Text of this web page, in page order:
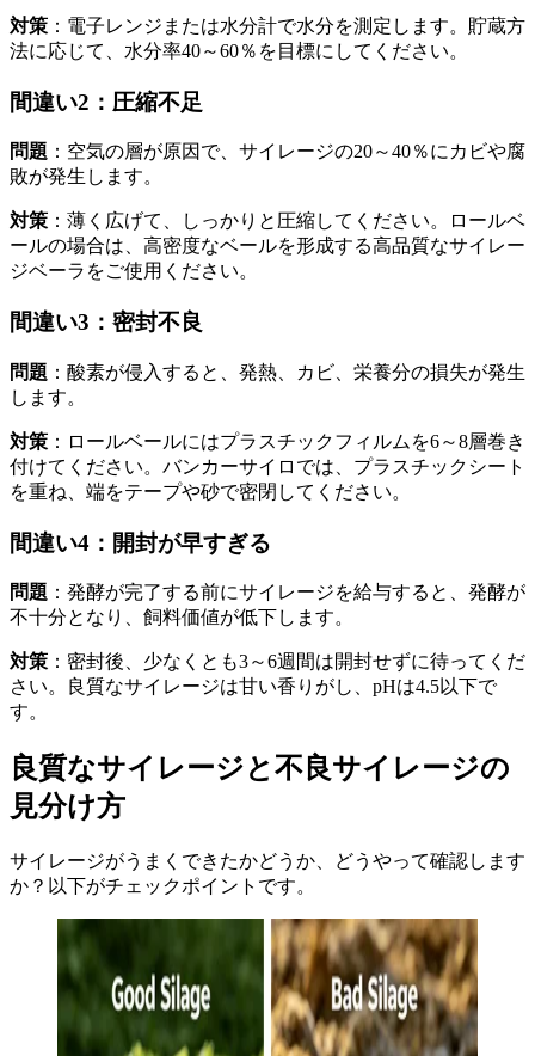
対策 ：電子レンジまたは水分計で水分を測定します。貯蔵方
法に応じて、水分率40～60％を目標にしてください。
間違い2：圧縮不足
問題 ：空気の層が原因で、サイレージの20～40％にカビや腐
敗が発生します。
対策 ：薄く広げて、しっかりと圧縮してください。ロールベ
ールの場合は、高密度なベールを形成する高品質なサイレー
ジベーラをご使用ください。
間違い3：密封不良
問題 ：酸素が侵入すると、発熱、カビ、栄養分の損失が発生
します。
対策 ：ロールベールにはプラスチックフィルムを6～8層巻き
付けてください。バンカーサイロでは、プラスチックシート
を重ね、端をテープや砂で密閉してください。
間違い4：開封が早すぎる
問題 ：発酵が完了する前にサイレージを給与すると、発酵が
不十分となり、飼料価値が低下します。
対策 ：密封後、少なくとも3～6週間は開封せずに待ってくだ
さい。良質なサイレージは甘い香りがし、pHは4.5以下で
す。
良質なサイレージと不良サイレージの
見分け方
サイレージがうまくできたかどうか、どうやって確認します
か？以下がチェックポイントです。